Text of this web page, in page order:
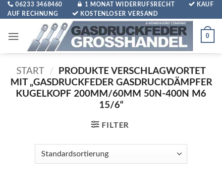
Zum
Inhalt
06233 3468460 1 MONAT WIDERRUFSRECHT
KAUF
AUF RECHNUNG
KOSTENLOSER VERSAND
0
START /
PRODUKTE VERSCHLAGWORTET
MIT „GASDRUCKFEDER GASDRUCKDÄMPFER
KUGELKOPF 200MM/60MM 50N-400N M6
15/6“
FILTER